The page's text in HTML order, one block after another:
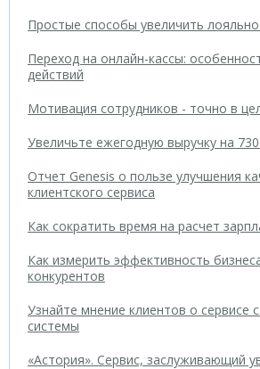
Простые способы увеличить
Переход на онлайн-кассы:
действий
Мотивация сотрудников - точно в
Увеличьте ежегодную выручку на
Отчет Genesis о пользе улучшения
клиентского сервиса
Как сократить время на расчет
Как измерить эффективность
конкурентов
Узнайте мнение клиентов о сервисе
системы
«Астория». Сервис, заслуживающий